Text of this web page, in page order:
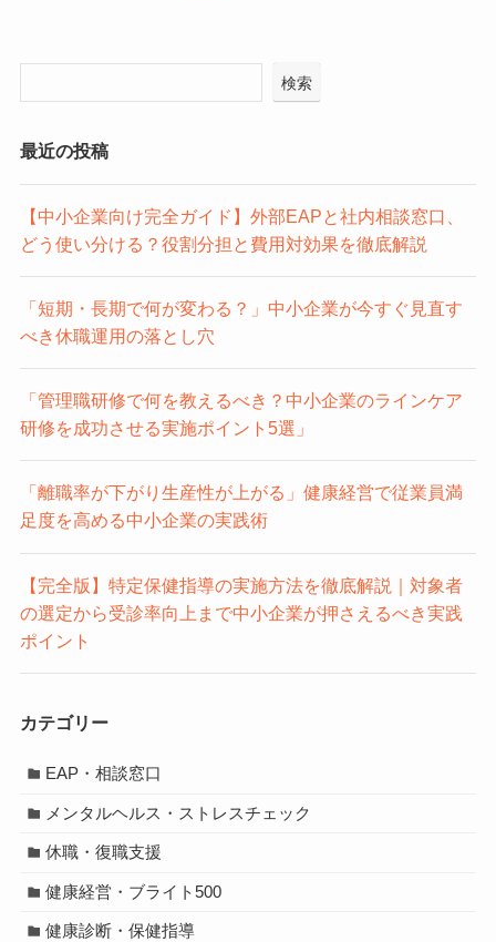
検索
最近の投稿
【中小企業向け完全ガイド】外部EAPと社内相談窓口、
どう使い分ける？役割分担と費用対効果を徹底解説
「短期・長期で何が変わる？」中小企業が今すぐ見直す
べき休職運用の落とし穴
「管理職研修で何を教えるべき？中小企業のラインケア
研修を成功させる実施ポイント5選」
「離職率が下がり生産性が上がる」健康経営で従業員満
足度を高める中小企業の実践術
【完全版】特定保健指導の実施方法を徹底解説｜対象者
の選定から受診率向上まで中小企業が押さえるべき実践
ポイント
カテゴリー
EAP・相談窓口
メンタルヘルス・ストレスチェック
休職・復職支援
健康経営・ブライト500
健康診断・保健指導